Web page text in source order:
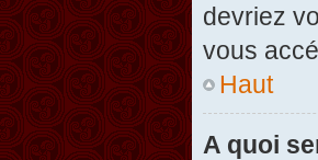
devriez
vous
Haut
A quoi